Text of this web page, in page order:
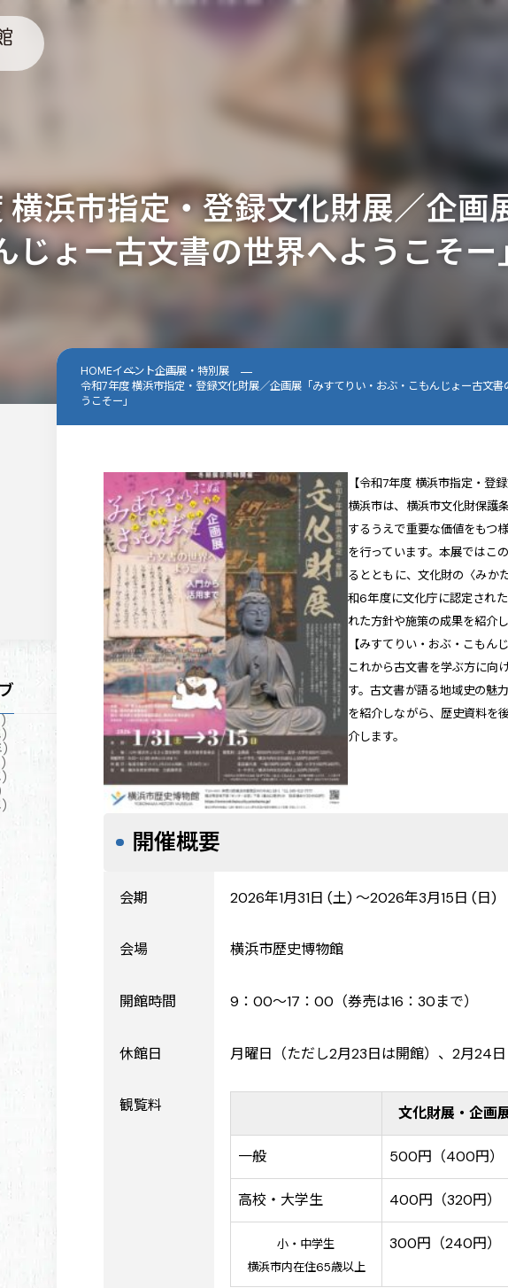
横浜市指定・登録文化財展／企画
じょー古文書の世界へようこそー」
HOMEイベント企画展・特別展
令和7年度 横浜市指定・登録文化財展／企画展「みすてりい・おぶ・こもんじょー古文書
うこそー」
【令和7年度 横浜市指定・登録
横浜市は、横浜市文化財保護
するうえで重要な価値をもつ
を行っています。本展ではこ
るとともに、文化財の〈みか
和6年度に文化庁に認定され
れた方針や施策の成果を紹介し
【みすてりい・おぶ・こもん
これから古文書を学ぶ方に向
す。古文書が語る地域史の魅
を紹介しながら、歴史資料を
介します。
開催概要
会期 2026年1月31日 (土) ～2026年3月15日 (日)
会場 横浜市歴史博物館
開館時間 9：00～17：00（券売は16：30まで）
休館日 月曜日（ただし2月23日は開館）、2月24日
観覧料 文化財展・企画
一般 500円（400円）
高校・大学生 400円（320円）
小・中学生
横浜市内在住65歳以上
300円（240円）